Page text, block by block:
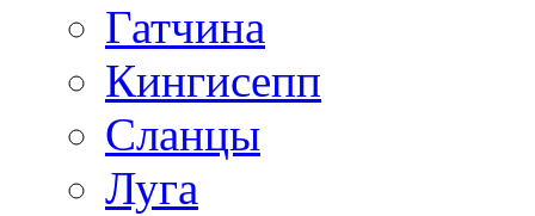
Гатчина
Кингисепп
Сланцы
Луга